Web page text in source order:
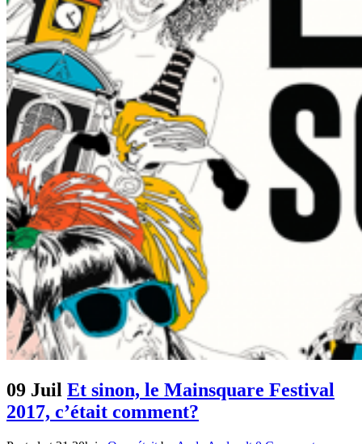
09 Juil Et sinon, le Mainsquare Festival
2017, c’était comment?